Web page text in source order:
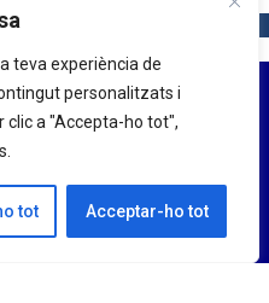
teva experiència de
personalitzats i
a "Accepta-ho tot",
tot Acceptar-ho tot